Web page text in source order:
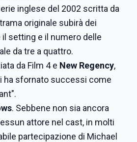
inglese del 2002 scritta da
originale subirà dei
setting e il numero delle
da tre a quattro.
da Film 4 e New Regency,
ha sfornato successi come
. Sebbene non sia ancora
attore nel cast, in molti
partecipazione di Michael